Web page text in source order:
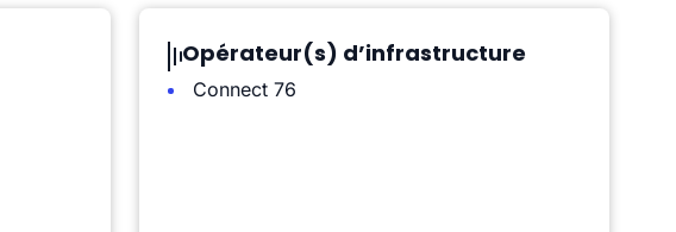
Opérateur(s) d’infrastructure
Connect 76